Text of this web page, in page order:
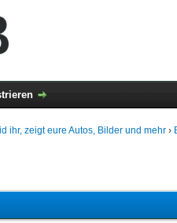
ihr, zeigt eure Autos, Bilder und mehr ›